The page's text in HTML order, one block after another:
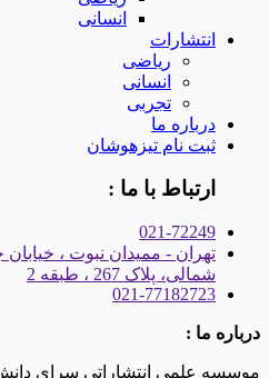
انسانی
انتشارات
ریاضی
انسانی
تجربی
درباره ما
ثبت نام تیزهوشان
ارتباط با ما :
021-72249
تهران - ممیدان نبوت ، خیابان
شمالی، پلاک 267 ، طبقه 2
021-77182723
درباره ما :